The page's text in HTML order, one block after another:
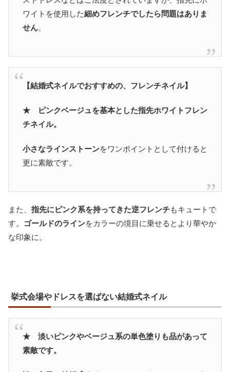
ワイトを使用した細めフレンチでしたら問題はありま
せん。
【結婚式ネイルでおすすめの、フレンチネイル】
★ ピンクベージュを基本とした指先ホワイトフレン
チネイル。
小さなラインストーンをワンポイントとして付けると
更に素敵です。
また、 指先にピンク系を持ってきた逆フレンチもキュートで
す。
ゴールドのラインをカラーの境目に乗せるとより華やか
な印象に。
挙式会場やドレスを選ばない結婚式ネイル
★ 淡いピンクやベージュ系の単色塗りも品があって
素敵です。